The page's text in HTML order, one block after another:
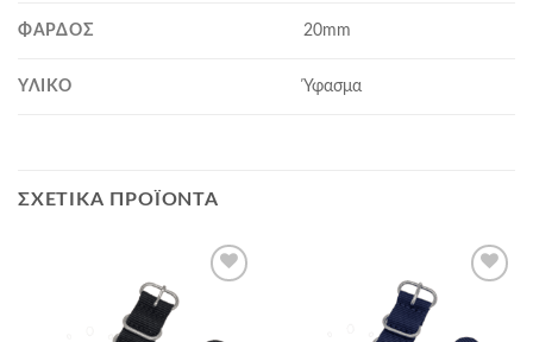
ΦΆΡΔΟΣ 20mm
ΥΛΙΚΌ Ύφασμα
ΣΧΕΤΙΚΆ ΠΡΟΪΌΝΤΑ
Προσθήκη
Προσθήκη